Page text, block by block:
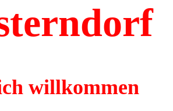
willkommen